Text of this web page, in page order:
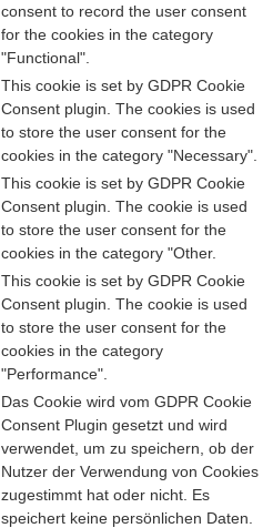
consent to record the user consent
for the cookies in the category
"Functional".
This cookie is set by GDPR Cookie
Consent plugin. The cookies is used
to store the user consent for the
cookies in the category "Necessary".
This cookie is set by GDPR Cookie
Consent plugin. The cookie is used
to store the user consent for the
cookies in the category "Other.
This cookie is set by GDPR Cookie
Consent plugin. The cookie is used
to store the user consent for the
cookies in the category
"Performance".
Das Cookie wird vom GDPR Cookie
Consent Plugin gesetzt und wird
verwendet, um zu speichern, ob der
Nutzer der Verwendung von Cookies
zugestimmt hat oder nicht. Es
speichert keine persönlichen Daten.